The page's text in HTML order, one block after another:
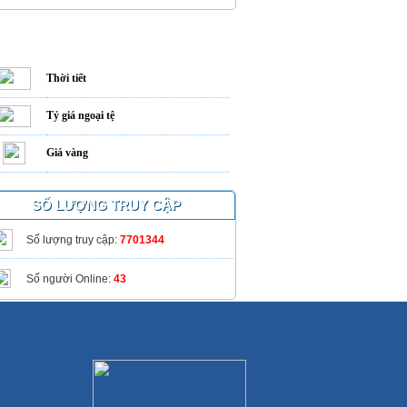
Thời tiết
Tỷ giá ngoại tệ
Giá vàng
SỐ LƯỢNG TRUY CẬP
Số lượng truy cập: 7701344
Số người Online: 43